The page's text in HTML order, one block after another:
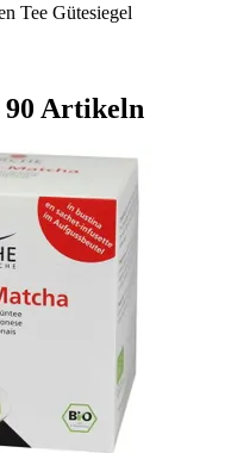
Tee Gütesiegel
90 Artikeln